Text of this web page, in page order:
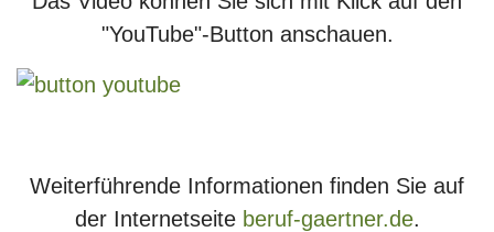
"YouTube"-Button anschauen.
Weiterführende Informationen finden Sie auf
der Internetseite beruf-gaertner.de.